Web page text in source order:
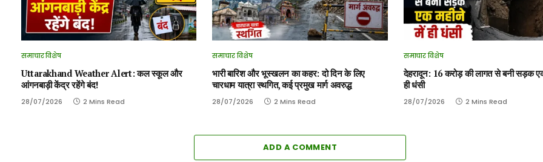
समाचार विशेष
Uttarakhand Weather Alert: कल स्कूल और
आंगनबाड़ी केंद्र रहेंगे बंद!
28/07/2026 2 Mins Read
समाचार विशेष
भारी बारिश और भूस्खलन का कहर: दो दिन के लिए
चारधाम यात्रा स्थगित, कई प्रमुख मार्ग अवरुद्ध
28/07/2026 2 Mins Read
समाचार विशेष
देहरादून: 16 करोड़ की लागत से बनी सड़क
ही धंसी
28/07/2026 2 Mins Read
ADD A COMMENT